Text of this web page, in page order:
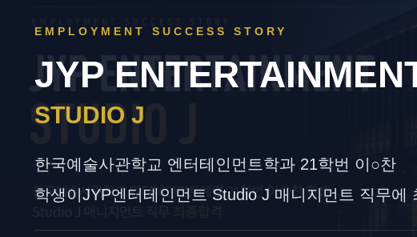
EMPLOYMENT SUCCESS STORY
JYP
STUDIO J
한국예술사관학교 엔터테인먼트학과 21학번 이○찬
학생이JYP엔터테인먼트 Studio J 매니지먼트 직무에